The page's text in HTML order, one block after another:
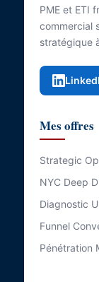
PME et ETI
commercial
stratégique
Mes offres
Strategic
NYC Deep
Diagnostic
Funnel
Pénétration